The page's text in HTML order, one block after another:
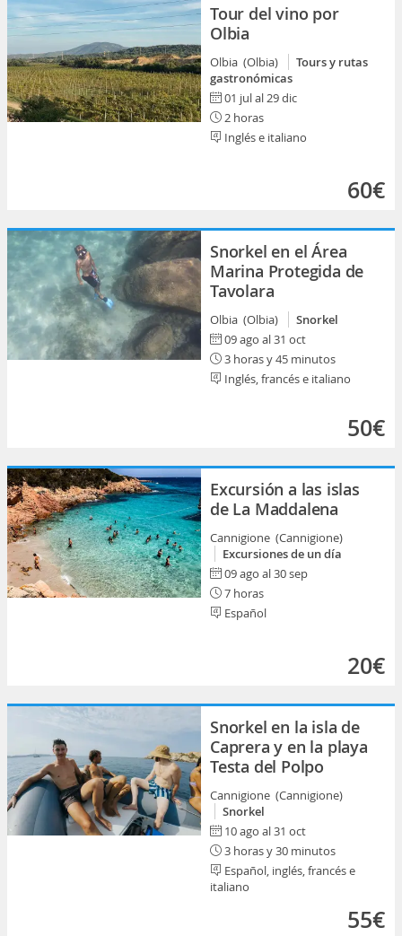
Tour del vino por
Olbia
Olbia (Olbia)
Tours y rutas
gastronómicas
01 jul al 29 dic
2 horas
Inglés e italiano
60€
Snorkel en el Área
Marina Protegida de
Tavolara
Olbia (Olbia)
Snorkel
09 ago al 31 oct
3 horas y 45 minutos
Inglés, francés e italiano
50€
Excursión a las islas
de La Maddalena
Cannigione (Cannigione)
Excursiones de un día
09 ago al 30 sep
7 horas
Español
20€
Snorkel en la isla de
Caprera y en la playa
Testa del Polpo
Cannigione (Cannigione)
Snorkel
10 ago al 31 oct
3 horas y 30 minutos
Español, inglés, francés e
italiano
55€